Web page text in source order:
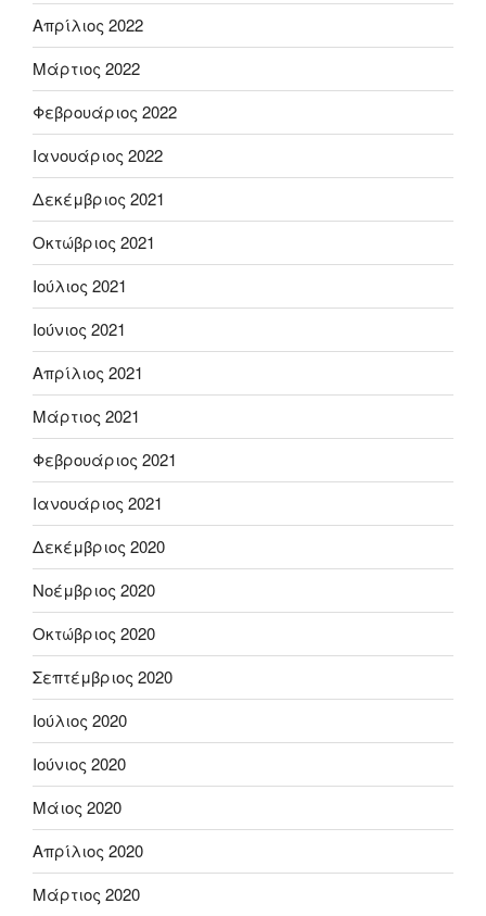
Απρίλιος 2022
Μάρτιος 2022
Φεβρουάριος 2022
Ιανουάριος 2022
Δεκέμβριος 2021
Οκτώβριος 2021
Ιούλιος 2021
Ιούνιος 2021
Απρίλιος 2021
Μάρτιος 2021
Φεβρουάριος 2021
Ιανουάριος 2021
Δεκέμβριος 2020
Νοέμβριος 2020
Οκτώβριος 2020
Σεπτέμβριος 2020
Ιούλιος 2020
Ιούνιος 2020
Μάιος 2020
Απρίλιος 2020
Μάρτιος 2020